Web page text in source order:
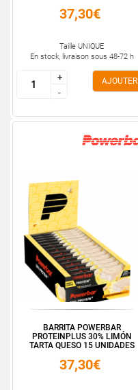
37,30€
Taille UNIQUE
En stock, livraison sous 48-72 h
+
-
+
-
AJOUTER
BARRITA POWERBAR
PROTEINPLUS 30% LIMÓN
TARTA QUESO 15 UNIDADES
37,30€